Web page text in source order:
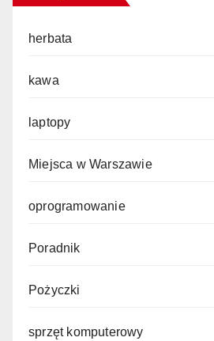
herbata
kawa
laptopy
Miejsca w Warszawie
oprogramowanie
Poradnik
Pożyczki
sprzęt komputerowy